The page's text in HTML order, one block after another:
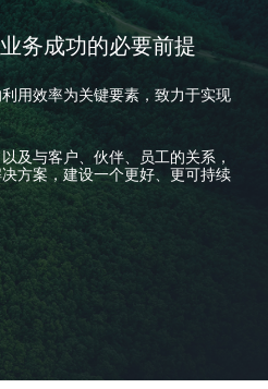
务成功的必要前提
用效率为关键要素，致力于实现
及与客户、伙伴、员工的关系，
方案，建设一个更好、更可持续